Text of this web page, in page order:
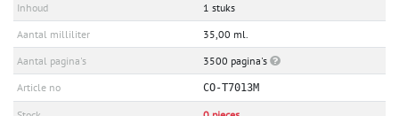
Inhoud
1 stuks
Aantal milliliter
35,00 ml.
Aantal pagina's
3500 pagina's
Article no
CO-T7013M